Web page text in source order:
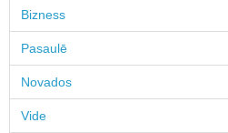
Bizness
Pasaulē
Novados
Vide